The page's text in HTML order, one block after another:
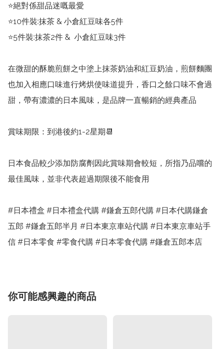
⭐️絕對係甜品迷嘅最愛
⭐️10件裝:抹茶 & 小倉紅豆味各5件
⭐️5件裝:抹茶2件 &  小倉紅豆味3件
在微甜的酥脆煎餅之中塗上抹茶奶油和紅豆奶油，煎餅麵團
也加入相應口味進行烤烘使味道提升，香口之餘口味不會過
甜，帶有濃濃的日本風味，是品牌一直暢銷的經典產品
賞味期限：到港後約1-2星期📆
日本食品較少添加防腐劑因此賞味期會較短，所指乃品嚐的
最佳風味，並非代表超過期限後不能食用
#日本禮盒 #日本禮盒代購 #鎌倉五郎代購 #日本代購鎌倉
五郎 #鎌倉五郎半月 #日本東京車站代購 #日本東京車站手
信 #日本零食 #零食代購 #日本零食代購 #鎌倉五郎本店
你可能感興趣的商品